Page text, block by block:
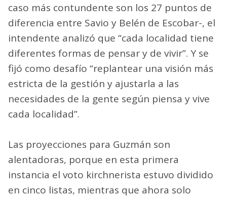
caso más contundente son los 27 puntos de
diferencia entre Savio y Belén de Escobar-, el
intendente analizó que “cada localidad tiene
diferentes formas de pensar y de vivir”. Y se
fijó como desafío “replantear una visión más
estricta de la gestión y ajustarla a las
necesidades de la gente según piensa y vive
cada localidad”.
Las proyecciones para Guzmán son
alentadoras, porque en esta primera
instancia el voto kirchnerista estuvo dividido
en cinco listas, mientras que ahora solo